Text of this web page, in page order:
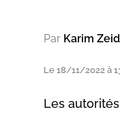
Par Karim
Le 18/11/2022 à
Les